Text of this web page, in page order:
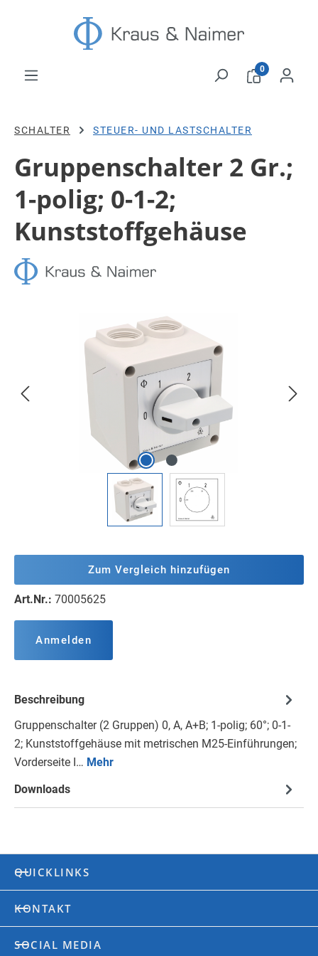
Zum Hauptinhalt springen
0
SCHALTER STEUER- UND LASTSCHALTER
Gruppenschalter 2 Gr.;
1-polig; 0-1-2;
Kunststoffgehäuse
Bildergalerie überspringen
Zum Vergleich hinzufügen
Art.Nr.: 70005625
Anmelden
Beschreibung
Gruppenschalter (2 Gruppen) 0, A, A+B; 1-polig; 60°; 0-1-
2; Kunststoffgehäuse mit metrischen M25-Einführungen;
Vorderseite I… Mehr
Downloads
QUICKLINKS
KONTAKT
SOCIAL MEDIA